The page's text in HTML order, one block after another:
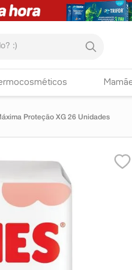
Proteção XG 26 Unidades